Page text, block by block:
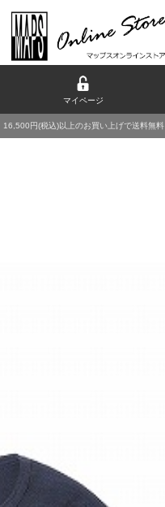
マイページ
16,500円(税込)以上のお買い上げで送料無料